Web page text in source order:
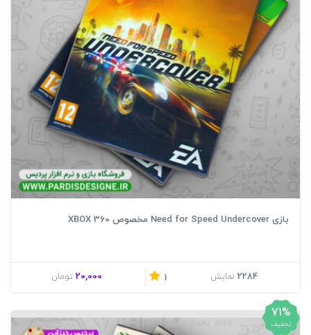
بازی Need for Speed Undercover مخصوص XBOX 360
2284 نمایش 1
20,000 تومان
71%
تخفیف